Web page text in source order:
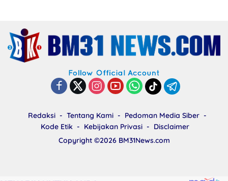
Redaksi Tentang Kami
Pedoman Media Siber
Kode Etik
Kebijakan Privasi
Disclaimer
Copyright ©2026 BM31News.com